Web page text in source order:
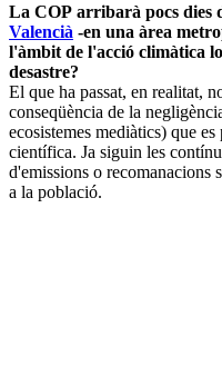
La COP arribarà pocs dies
Valencià -en una àrea
l'àmbit de l'acció climàtica
desastre?
El que ha passat, en realitat,
conseqüència de la
ecosistemes mediàtics) que
científica. Ja siguin les
d'emissions o recomanacions
a la població.